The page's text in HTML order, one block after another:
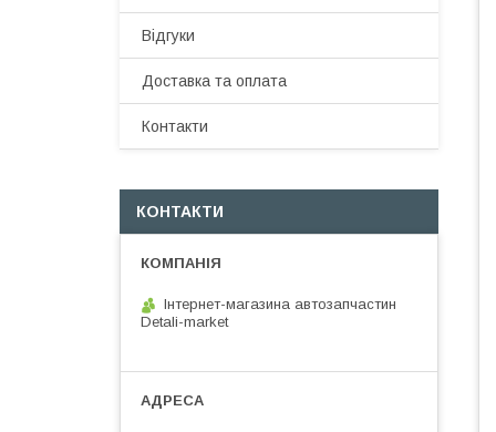
Відгуки
Доставка та оплата
Контакти
КОНТАКТИ
Інтернет-магазина автозапчастин
Detali-market